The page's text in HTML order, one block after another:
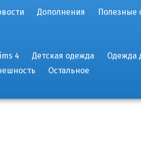
Дополнения Полезные
4 Детская одежда
Одежда
Остальное